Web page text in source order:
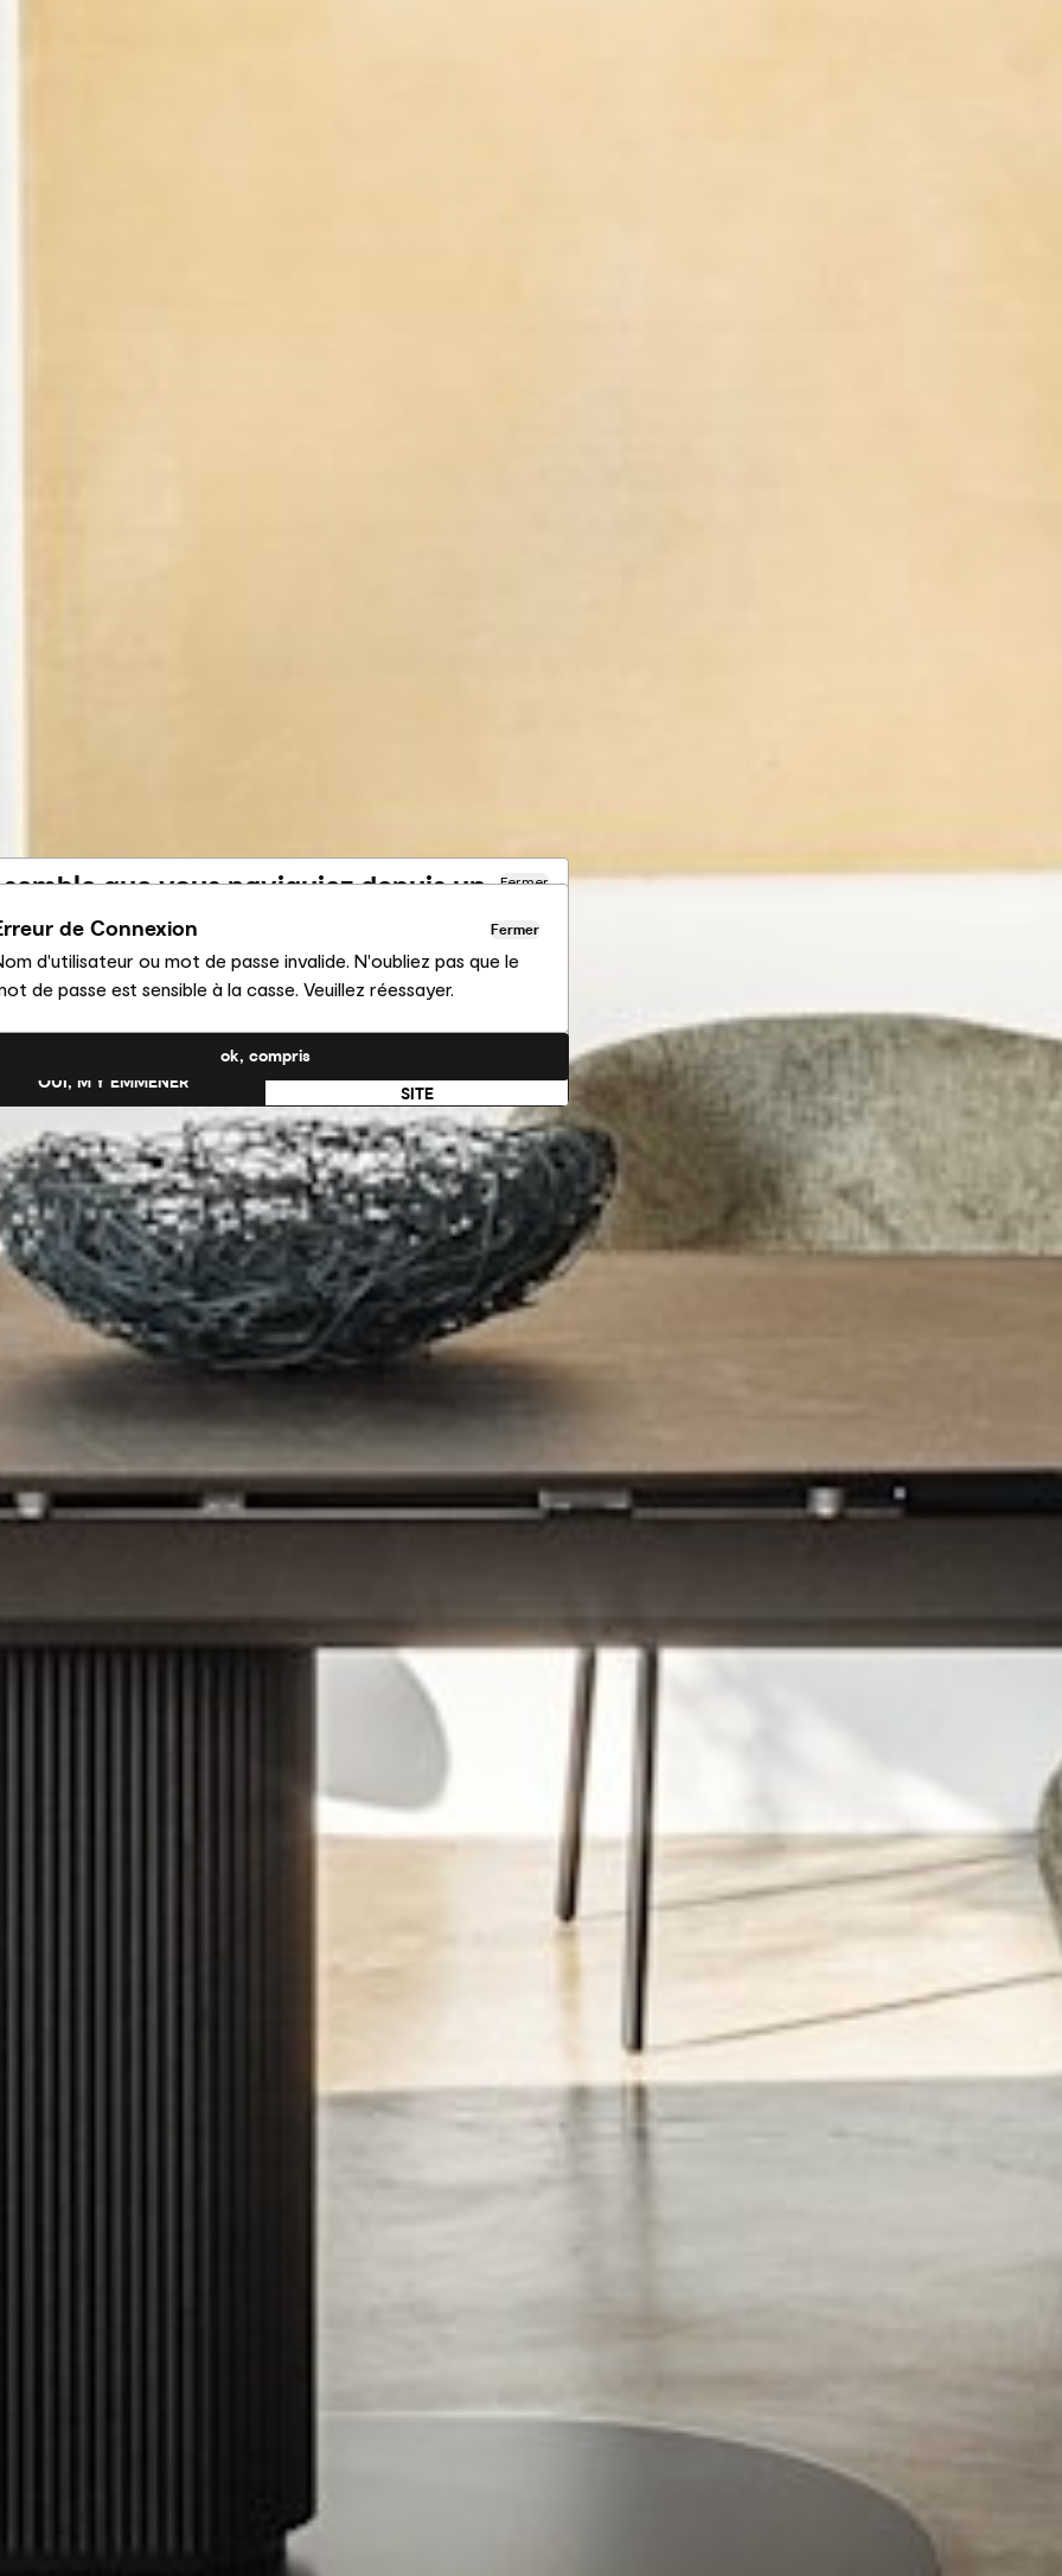
que vous naviguiez depuis un
pays
Fermer
consultez actuellement le site Calligaris pour France.
vous passer au site en États-Unis ?
SITE
OUI, M’Y EMMENER
de Connexion Fermer
d'utilisateur ou mot de passe invalide. N'oubliez pas que le
de passe est sensible à la casse. Veuillez réessayer.
ok, compris